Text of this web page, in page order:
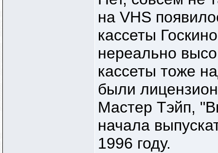
на VHS
кассеты
нереально
кассеты тоже
были
Мастер Тэйп,
начала
1996 году.